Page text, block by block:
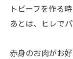
トビーフを作る
あとは、ヒレで
赤身のお肉がお